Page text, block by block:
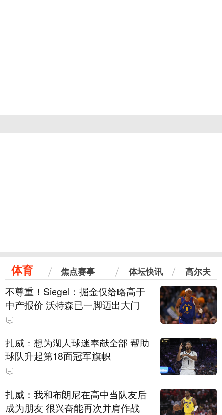
体育 焦点赛事 体坛快讯 高尔夫
不尊重！Siegel：掘金仅给略高于
中产报价 沃特森已一脚迈出大门
扎威：想为湖人球迷奉献全部 帮助
球队升起第18面冠军旗帜
扎威：我和布朗尼在高中当队友后
成为朋友 很兴奋能再次并肩作战